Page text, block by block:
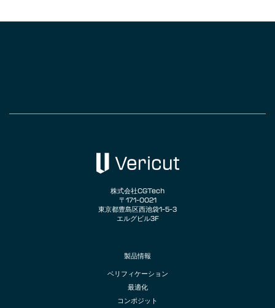
株式会社CGTech
〒171-0021
東京都豊島区西池袋1-5-3
エルグビル3F
製品情報
ベリフィケーション
最適化
コンポジット